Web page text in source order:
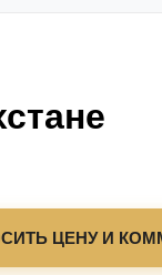
ЦЕНУ И